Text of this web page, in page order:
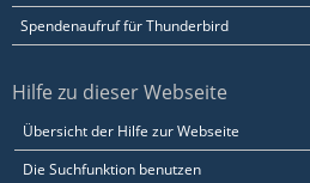
Spendenaufruf für Thunderbird
Hilfe zu dieser Webseite
Übersicht der Hilfe zur Webseite
Die Suchfunktion benutzen